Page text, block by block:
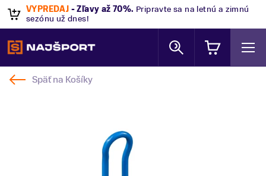
VÝPREDAJ - Zľavy až 70%. Pripravte sa na letnú a zimnú
sezónu už dnes!
Späť na Košíky